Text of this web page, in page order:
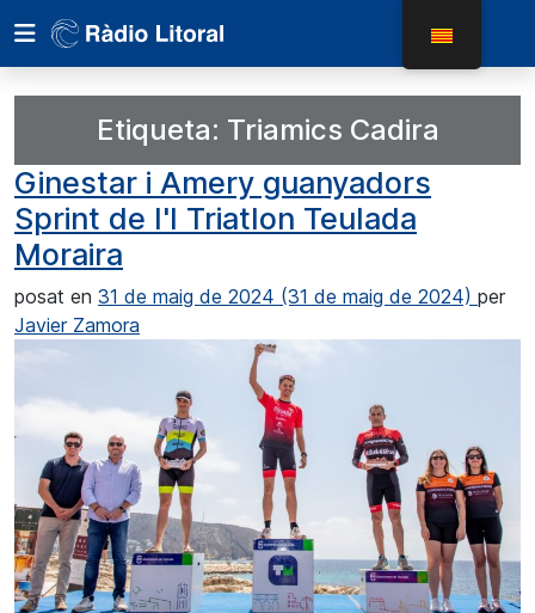
Etiqueta: Triamics Cadira
Ginestar i Amery guanyadors
Sprint de l'I Triatlon Teulada
Moraira
posat en 31 de maig de 2024 (31 de maig de 2024) per
Javier Zamora